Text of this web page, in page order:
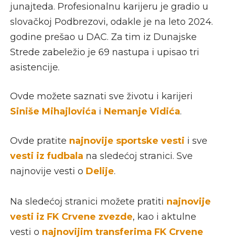
junajteda. Profesionalnu karijeru je gradio u
slovačkoj Podbrezovi, odakle je na leto 2024.
godine prešao u DAC. Za tim iz Dunajske
Strede zabeležio je 69 nastupa i upisao tri
asistencije.
Ovde možete saznati sve životu i karijeri
Siniše Mihajlovića i Nemanje Vidića.
Ovde pratite najnovije sportske vesti i sve
vesti iz fudbala na sledećoj stranici. Sve
najnovije vesti o Delije.
Na sledećoj stranici možete pratiti najnovije
vesti iz FK Crvene zvezde, kao i aktulne
vesti o najnovijim transferima FK Crvene